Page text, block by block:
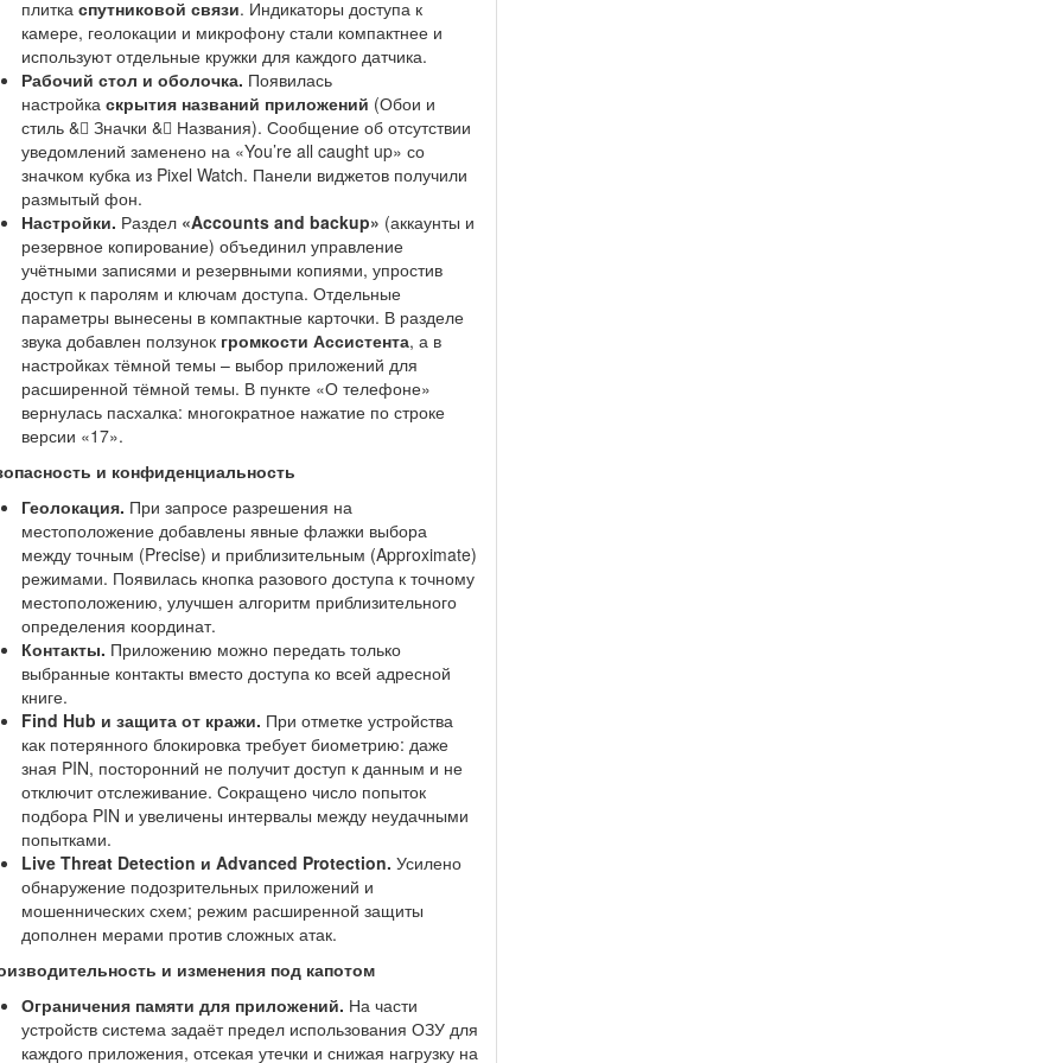
плитка спутниковой связи. Индикаторы доступа к
камере, геолокации и микрофону стали компактнее и
используют отдельные кружки для каждого датчика.
Рабочий стол и оболочка. Появилась
настройка скрытия названий приложений (Обои и
стиль &񗣂 Значки &񗣂 Названия). Сообщение об отсутствии
уведомлений заменено на «You’re all caught up» со
значком кубка из Pixel Watch. Панели виджетов получили
размытый фон.
Настройки. Раздел «Accounts and backup» (аккаунты и
резервное копирование) объединил управление
учётными записями и резервными копиями, упростив
доступ к паролям и ключам доступа. Отдельные
параметры вынесены в компактные карточки. В разделе
звука добавлен ползунок громкости Ассистента, а в
настройках тёмной темы – выбор приложений для
расширенной тёмной темы. В пункте «О телефоне»
вернулась пасхалка: многократное нажатие по строке
версии «17».
и конфиденциальность
Геолокация. При запросе разрешения на
местоположение добавлены явные флажки выбора
между точным (Precise) и приблизительным (Approximate)
режимами. Появилась кнопка разового доступа к точному
местоположению, улучшен алгоритм приблизительного
определения координат.
Контакты. Приложению можно передать только
выбранные контакты вместо доступа ко всей адресной
книге.
Find Hub и защита от кражи. При отметке устройства
как потерянного блокировка требует биометрию: даже
зная PIN, посторонний не получит доступ к данным и не
отключит отслеживание. Сокращено число попыток
подбора PIN и увеличены интервалы между неудачными
попытками.
Live Threat Detection и Advanced Protection. Усилено
обнаружение подозрительных приложений и
мошеннических схем; режим расширенной защиты
дополнен мерами против сложных атак.
и изменения под капотом
Ограничения памяти для приложений. На части
устройств система задаёт предел использования ОЗУ для
каждого приложения, отсекая утечки и снижая нагрузку на